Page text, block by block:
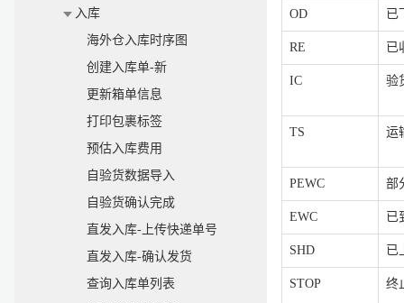
入库
海外仓入库时序图
创建入库单-新
更新箱单信息
打印包裹标签
预估入库费用
自验货数据导入
自验货确认完成
直发入库-上传快递单号
直发入库-确认发货
查询入库单列表
OD 已
RE 已
IC 验
TS 运
PEWC 部
EWC 已
SHD 已
STOP 终